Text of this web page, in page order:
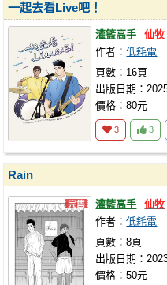
一起去看Live吧！
灌籃高手 仙牧
作者：低耗電
頁數：16頁
出版日期：
價格：80元
3 3
Rain
灌籃高手 仙牧
作者：低耗電
頁數：8頁
出版日期：
價格：50元